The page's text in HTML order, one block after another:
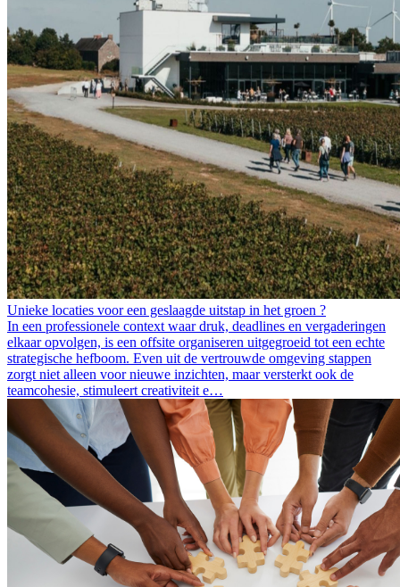
Unieke locaties voor een geslaagde uitstap in het groen ?
In een professionele context waar druk, deadlines en vergaderingen
elkaar opvolgen, is een offsite organiseren uitgegroeid tot een echte
strategische hefboom. Even uit de vertrouwde omgeving stappen
zorgt niet alleen voor nieuwe inzichten, maar versterkt ook de
teamcohesie, stimuleert creativiteit e…